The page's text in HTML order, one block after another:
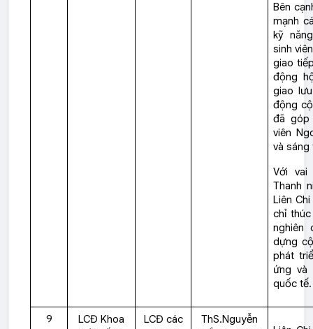
Bên
mạnh
kỹ
sinh
giao
động
giao
động
đã góp
viên
và sáng
Với
Thanh
Liên
chỉ
nghiên
dựng
phát
ứng và
quốc tế.
9
LCĐ Khoa
LCĐ các
ThS.Nguyễn